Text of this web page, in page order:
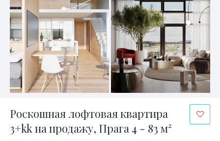
Роскошная лофтовая квартира
3+kk на продажу, Прага 4 - 83 м²